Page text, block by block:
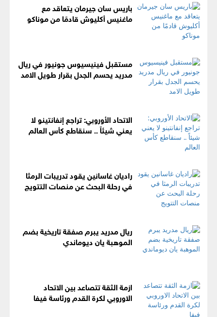
باريس سان جيرمان يتعاقد مع
ماغنيس أكليوش قادمًا من موناكو
مستقبل فينيسيوس جونيور في ريال
مدريد يحسم الجدل بقرار طويل الامد
الاتحاد الأوروبي: تراجع إنفانتينو لا
يعني شيئاً .. سنقاطع كأس العالم
راديان غاسانين يقود تدريبات الرمثا
في رحلة البحث عن منصات التتويج
ريال مدريد يبرم صفقة تاريخية بضم
الموهبة يان ديوماندي
ازمة الثقة تتصاعد بين الاتحاد
الاوروبي لكرة القدم ورئاسة فيفا